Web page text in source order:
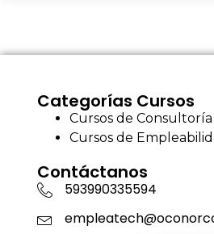
Categorías Cursos
Cursos de Consultoría
Cursos de
Contáctanos
593990335594